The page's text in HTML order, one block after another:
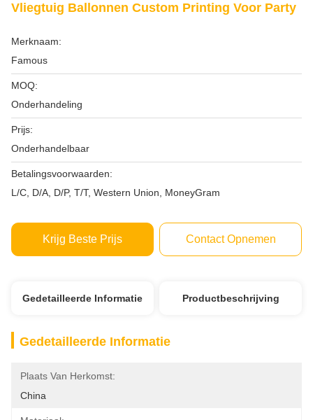
Vliegtuig Ballonnen Custom Printing Voor Party
Merknaam:
Famous
MOQ:
Onderhandeling
Prijs:
Onderhandelbaar
Betalingsvoorwaarden:
L/C, D/A, D/P, T/T, Western Union, MoneyGram
Krijg Beste Prijs Contact Opnemen
Gedetailleerde Informatie Productbeschrijving
Gedetailleerde Informatie
Plaats Van Herkomst:
China